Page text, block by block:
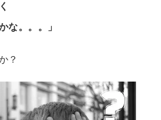
。。。」
？